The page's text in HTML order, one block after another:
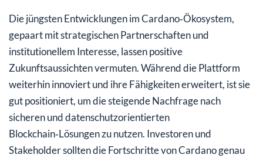
Die jüngsten Entwicklungen im Cardano‑Ökosystem,
gepaart mit strategischen Partnerschaften und
institutionellem Interesse, lassen positive
Zukunftsaussichten vermuten. Während die Plattform
weiterhin innoviert und ihre Fähigkeiten erweitert, ist sie
gut positioniert, um die steigende Nachfrage nach
sicheren und datenschutzorientierten
Blockchain‑Lösungen zu nutzen. Investoren und
Stakeholder sollten die Fortschritte von Cardano genau